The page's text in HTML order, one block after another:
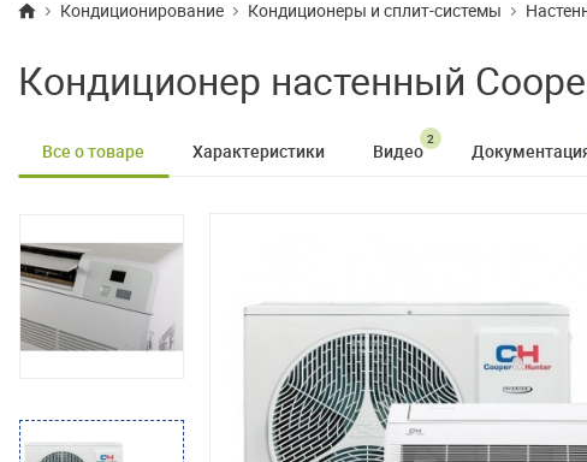
Кондиционирование Кондиционеры и сплит-системы
Кондиционер настенный
Все о товаре Характеристики Видео
2